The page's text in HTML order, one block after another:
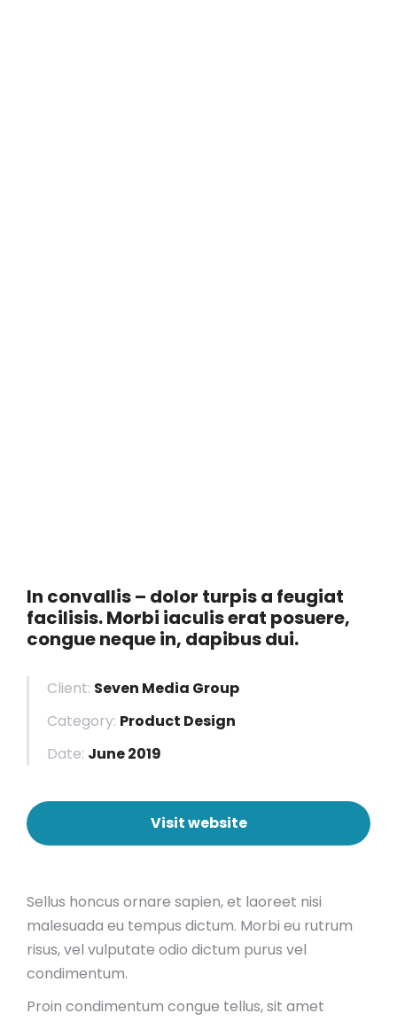
In convallis – dolor turpis a feugiat
facilisis. Morbi iaculis erat posuere,
congue neque in, dapibus dui.
Client: Seven Media Group
Category: Product Design
Date: June 2019
Visit website
Sellus honcus ornare sapien, et laoreet nisi
malesuada eu tempus dictum. Morbi eu rutrum
risus, vel vulputate odio dictum purus vel
condimentum.
Proin condimentum congue tellus, sit amet